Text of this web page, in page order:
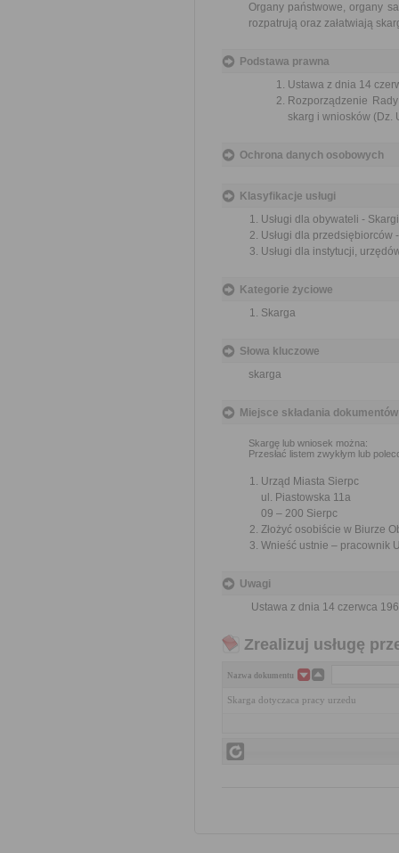
Organy państwowe, organy
rozpatrują oraz załatwiają
Podstawa prawna
Ustawa z dnia 14
Rozporządzenie
skarg i wniosków (Dz.
Ochrona danych osobowych
Klasyfikacje usługi
Usługi dla obywateli -
Usługi dla przedsiębiorców
Usługi dla instytucji,
Kategorie życiowe
Skarga
Słowa kluczowe
skarga
Miejsce składania dokumentów
Skargę lub wniosek można:
Przesłać listem zwykłym lub
Urząd Miasta Sierpc
ul. Piastowska 11a
09 – 200 Sierpc
Złożyć osobiście w Biurze
Wnieść ustnie – pracownik
Uwagi
Ustawa z dnia 14 czerwca
Zrealizuj usługę
Nazwa dokumentu
Skarga dotyczaca pracy urzedu